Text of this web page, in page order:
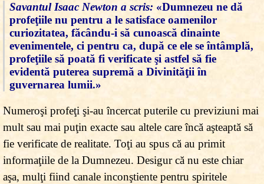
Savantul Isaac Newton a scris: «Dumnezeu ne dă
profeţiile nu pentru a le satisface oamenilor
curiozitatea, făcându-i să cunoască dinainte
evenimentele, ci pentru ca, după ce ele se întâmplă,
profeţiile să poată fi verificate şi astfel să fie
evidentă puterea supremă a Divinităţii în
guvernarea lumii.»
Numeroşi profeţi şi-au încercat puterile cu previziuni mai
mult sau mai puţin exacte sau altele care încă aşteaptă să
fie verificate de realitate. Toţi au spus că au primit
informaţiile de la Dumnezeu. Desigur că nu este chiar
aşa, mulţi fiind canale inconştiente pentru spiritele